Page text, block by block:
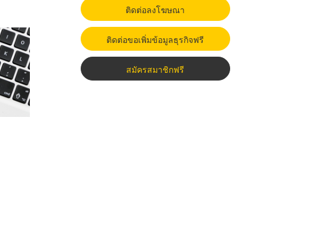
ติดต่อลงโฆษณา
ติดต่อขอเพิ่มข้อมูลธุรกิจฟรี
สมัครสมาชิกฟรี